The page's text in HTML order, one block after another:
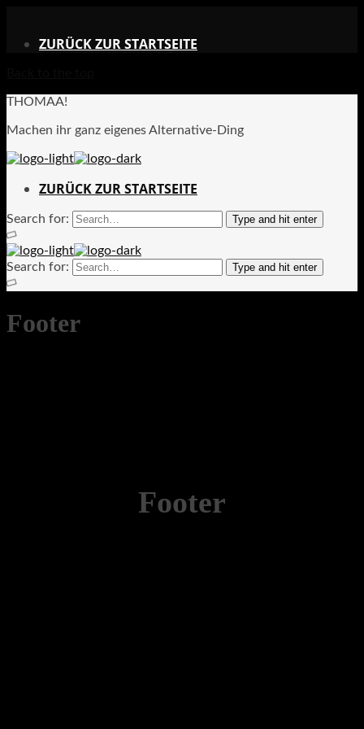
ZURÜCK ZUR STARTSEITE
THOMAA!
Machen ihr ganz eigenes Alternative-Ding
ZURÜCK ZUR STARTSEITE
Search for: Type and hit enter
Search for: Type and hit enter
Footer
Footer